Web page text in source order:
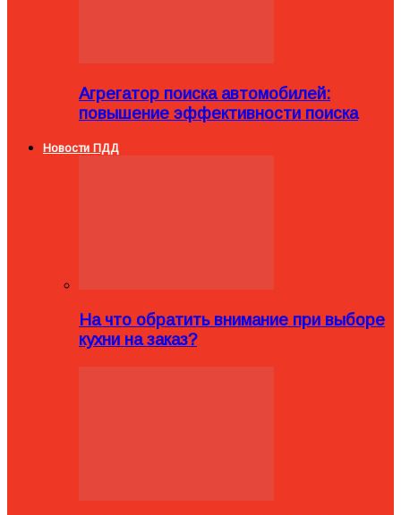
Агрегатор поиска автомобилей:
повышение эффективности поиска
Новости ПДД
На что обратить внимание при выборе
кухни на заказ?